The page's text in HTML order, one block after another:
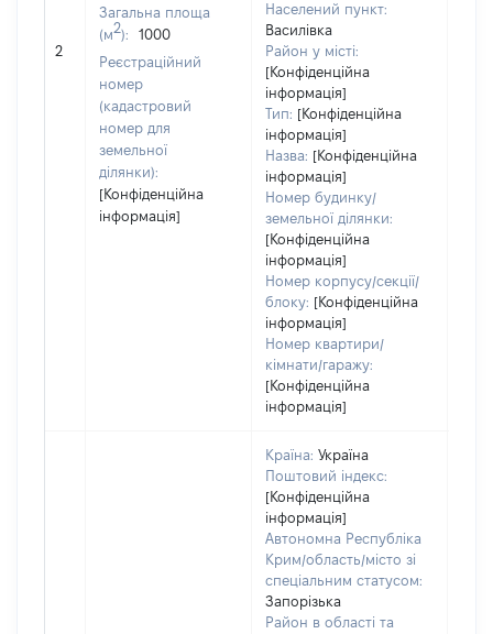
2
Загальна площа
(м2):
1000
Реєстраційний
номер
(кадастровий
номер для
земельної
ділянки):
[Конфіденційна
інформація]
Населений пункт:
Василівка
Район у місті:
[Конфіденційна
інформація]
Тип: [Конфіденційна
інформація]
Назва: [Конфіденційна
інформація]
Номер будинку/
земельної ділянки:
[Конфіденційна
інформація]
Номер корпусу/секції/
блоку: [Конфіденційна
інформація]
Номер квартири/
кімнати/гаражу:
[Конфіденційна
інформація]
Країна: Україна
Поштовий індекс:
[Конфіденційна
інформація]
Автономна Республіка
Крим/область/місто зі
спеціальним статусом:
Запорізька
Район в області та